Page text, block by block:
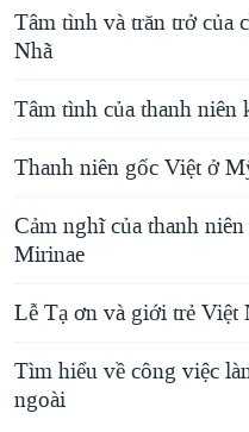
Tâm tình và trăn trở của
Nhã
Tâm tình của thanh
Thanh niên gốc Việt ở
Cảm nghĩ của thanh
Mirinae
Lễ Tạ ơn và giới trẻ Việt
Tìm hiểu về công việc
ngoài